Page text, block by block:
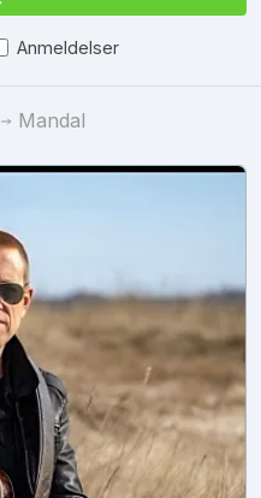
Anmeldelser
Mandal